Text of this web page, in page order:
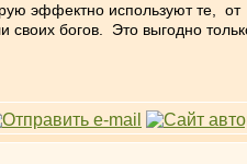
эффектно используют те,
богов. Это выгодно